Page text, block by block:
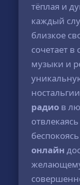
тёплая и
каждый
близкое
сочетает
музыки и
радио в
онлайн